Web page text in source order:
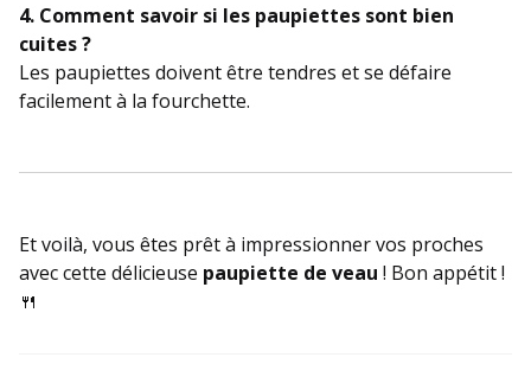
4. Comment savoir si les paupiettes sont bien
cuites ?
Les paupiettes doivent être tendres et se défaire
facilement à la fourchette.
Et voilà, vous êtes prêt à impressionner vos proches
avec cette délicieuse paupiette de veau ! Bon appétit !
🍴